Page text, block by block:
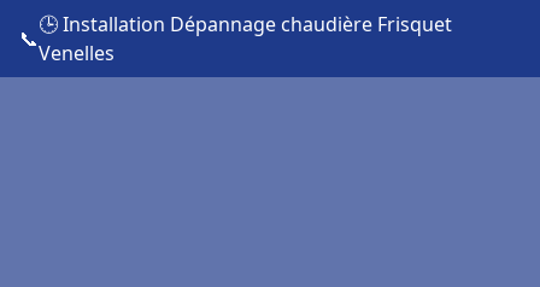
📞
🕒 Installation Dépannage chaudière Frisquet
Venelles